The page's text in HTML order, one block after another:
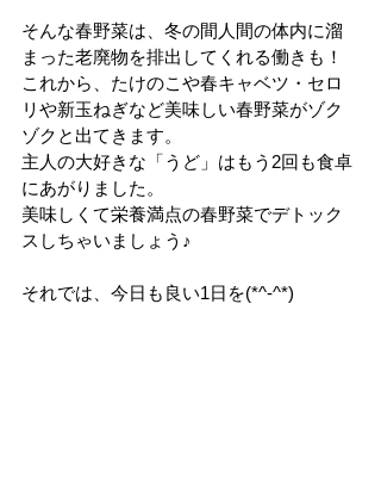
そんな春野菜は、冬の間人間の体内に溜
まった老廃物を排出してくれる働きも！
これから、たけのこや春キャベツ・セロ
リや新玉ねぎなど美味しい春野菜がゾク
ゾクと出てきます。
主人の大好きな「うど」はもう2回も食卓
にあがりました。
美味しくて栄養満点の春野菜でデトック
スしちゃいましょう♪
それでは、今日も良い1日を(*^-^*)